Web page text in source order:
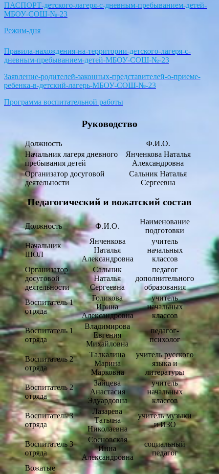
ПАСПОРТ-детского-лагеря-с-дневным-пребыванием-детей-
МБОУ-СОШ-№-23
Режим-дня
Правила-нахождения-на-территории-детского-лагеря-с-
дневным-пребыванием-детей-МБОУ-СОШ-№-23
Заявление-родителей-законных-представителей-о-приеме-
ребенка-в-детский-лагерь-МБОУ-СОШ-№-23
Программа воспитательной работы
Руководство
Должность
Ф.И.О.
Начальник лагеря дневного
пребывания детей
Янченкова Наталья
Александровна
Организатор досуговой
деятельности
Сальник Наталья
Сергеевна
Педагогический и вожатский состав
Должность Ф.И.О.
Наименование
подготовки
Начальник
ШОЛ
Янченкова
Наталья
Александровна
учитель
начальных
классов
Организатор
досуговой
деятельности
Сальник
Наталья
Сергеевна
педагог
дополнительного
образования
Воспитатель 1
отряда
Голикова
Ирина
Александровна
учитель
начальных
классов
Воспитатель 1
отряда
Владимирова
Евгения
Михайловна
педагог-
психолог
Воспитатель 2
отряда
Талкалина
Марина
Марковна
учитель русского
языка и
литературы
Воспитатель 2
отряда
Зайцева
Анастасия
Эдуардовна
учитель
начальных
классов
Воспитатель 3
отряда
Лазарева
Татьяна
Николаевна
учитель музыки
и ИЗО
Воспитатель 3
отряда
Сосновская
Инна
Александровна
социальный
педагог
Вожатые